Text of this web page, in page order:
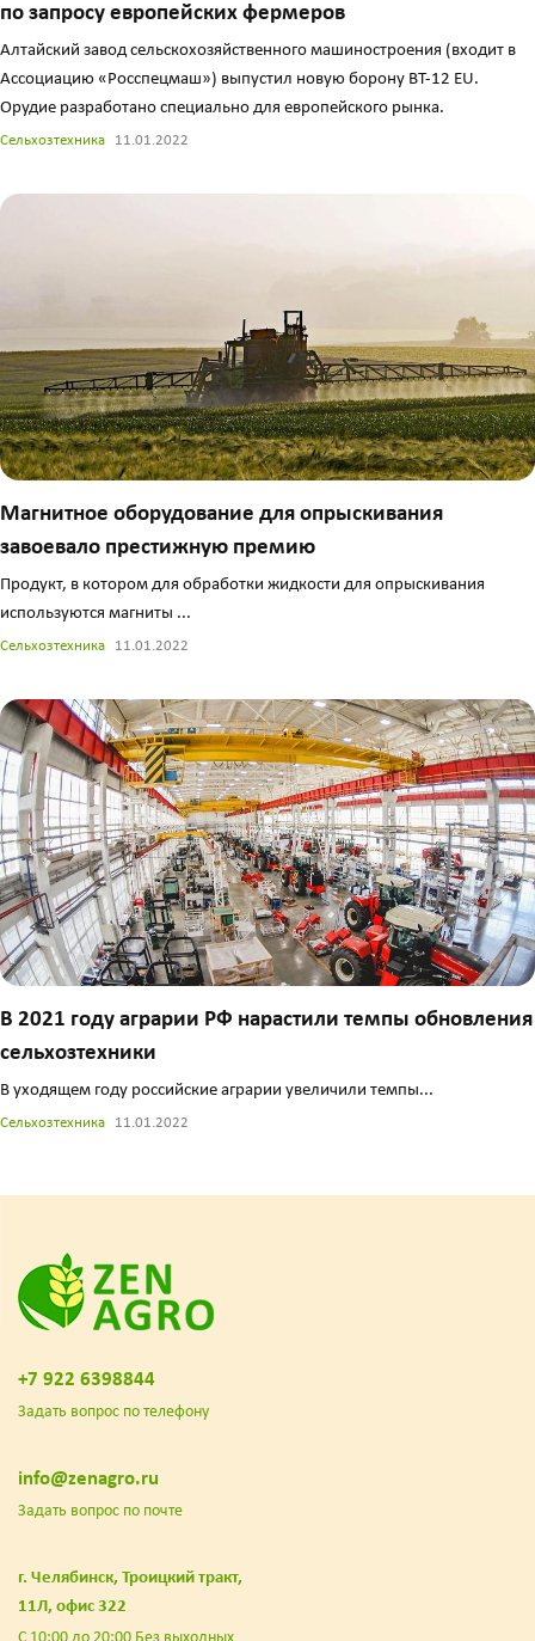
по запросу европейских фермеров
Алтайский завод сельскохозяйственного машиностроения (входит в
Ассоциацию «Росспецмаш») выпустил новую борону BT-12 EU.
Орудие разработано специально для европейского рынка.
Сельхозтехника 11.01.2022
Магнитное оборудование для опрыскивания
завоевало престижную премию
Продукт, в котором для обработки жидкости для опрыскивания
используются магниты ...
Сельхозтехника 11.01.2022
В 2021 году аграрии РФ нарастили темпы обновления
сельхозтехники
В уходящем году российские аграрии увеличили темпы...
Сельхозтехника 11.01.2022
+7 922 6398844
Задать вопрос по телефону
info@zenagro.ru
Задать вопрос по почте
г. Челябинск, Троицкий тракт,
11Л, офис 322